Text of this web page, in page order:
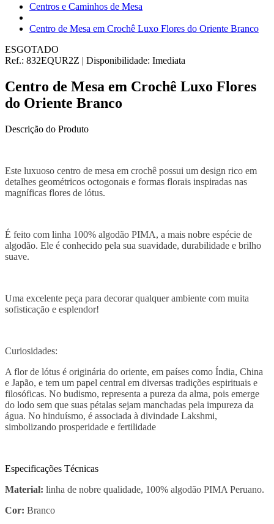
Centros e Caminhos de Mesa
Centro de Mesa em Crochê Luxo Flores do Oriente Branco
ESGOTADO
Ref.: 832EQUR2Z | Disponibilidade: Imediata
Centro de Mesa em Crochê Luxo Flores
do Oriente Branco
Descrição do Produto
Este luxuoso centro de mesa em crochê possui um design rico em
detalhes geométricos octogonais e formas florais inspiradas nas
magníficas flores de lótus.
É feito com linha 100% algodão PIMA, a mais nobre espécie de
algodão. Ele é conhecido pela sua suavidade, durabilidade e brilho
suave.
Uma excelente peça para decorar qualquer ambiente com muita
sofisticação e esplendor!
Curiosidades:
A flor de lótus é originária do oriente, em países como Índia, China
e Japão, e tem um papel central em diversas tradições espirituais e
filosóficas. No budismo, representa a pureza da alma, pois emerge
do lodo sem que suas pétalas sejam manchadas pela impureza da
água. No hinduísmo, é associada à divindade Lakshmi,
simbolizando prosperidade e fertilidade
Especificações Técnicas
Material: linha de nobre qualidade, 100% algodão PIMA Peruano.
Cor: Branco